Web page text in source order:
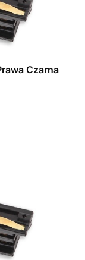
Czarna